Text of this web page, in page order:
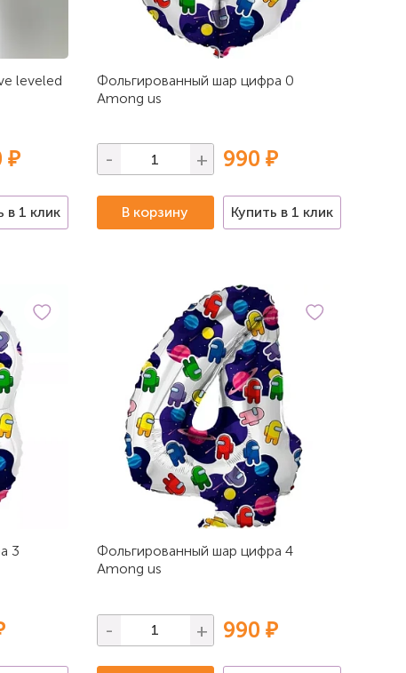
leveled
₽
в 1 клик
Фольгированный шар цифра 0
Among us
- + 990 ₽
В корзину Купить в 1 клик
3
Фольгированный шар цифра 4
Among us
- + 990 ₽